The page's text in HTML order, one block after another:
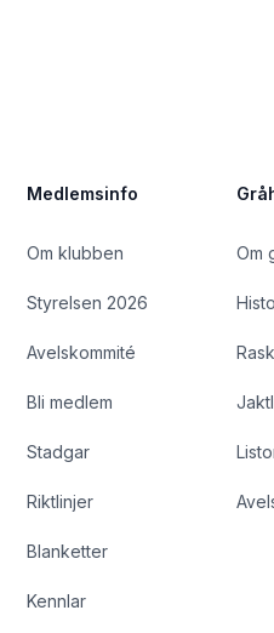
Medlemsinfo
Om klubben
Styrelsen 2026
Avelskommité
Bli medlem
Stadgar
Riktlinjer
Blanketter
Kennlar
Om